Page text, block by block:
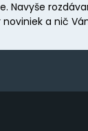
Navyše
a nič